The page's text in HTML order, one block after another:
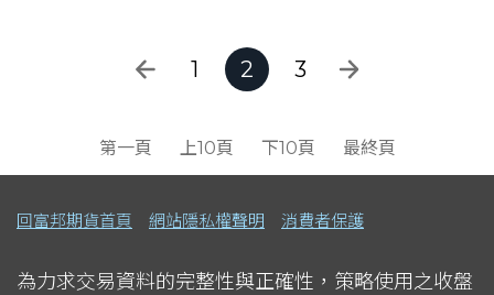
1 2 3
第一頁 上10頁 下10頁 最終頁
回富邦期貨首頁 網站隱私權聲明 消費者保護
為力求交易資料的完整性與正確性，策略使用之收盤